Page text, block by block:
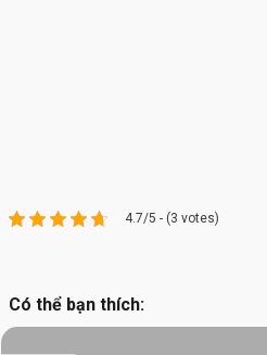
4.7/5 - (3 votes)
Có thể bạn thích: